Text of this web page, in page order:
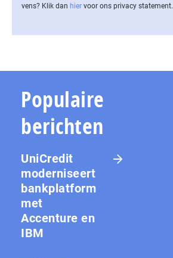
vens? Klik dan hier voor ons privacy statement.
Populaire
berichten
UniCredit
moderniseert
bankplatform
met
Accenture en
IBM